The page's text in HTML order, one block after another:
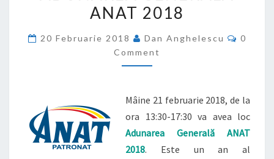
ANAT
ANAT 2018
20 Februarie 2018 Dan Anghelescu
0
Comment
Mâine 21 februarie 2018, de la
ora 13:30-17:30 va avea loc
Adunarea Generală ANAT
2018. Este un an al